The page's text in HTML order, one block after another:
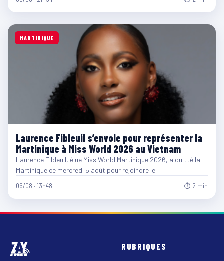
MARTINIQUE
Laurence Fibleuil s’envole pour représenter la
Martinique à Miss World 2026 au Vietnam
Laurence Fibleuil, élue Miss World Martinique 2026, a quitté la
Martinique ce mercredi 5 août pour rejoindre le…
06/08 · 13h48 ⏱ 2 min
RUBRIQUES